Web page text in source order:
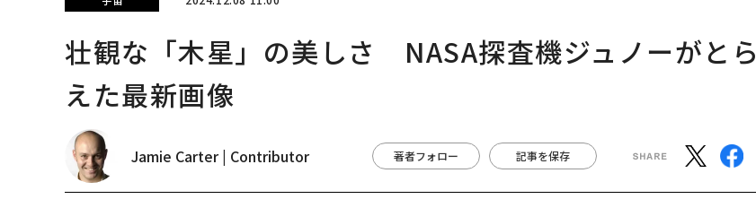
壮観な「木星」の美しさ NASA探査機ジュノーがとら
えた最新画像
Jamie Carter | Contributor 著者フォロー 記事を保存